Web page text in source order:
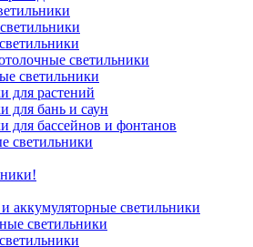
светильники
светильники
для растений
для бань и саун
для бассейнов и фонтанов
светильники
аккумуляторные светильники
светильники